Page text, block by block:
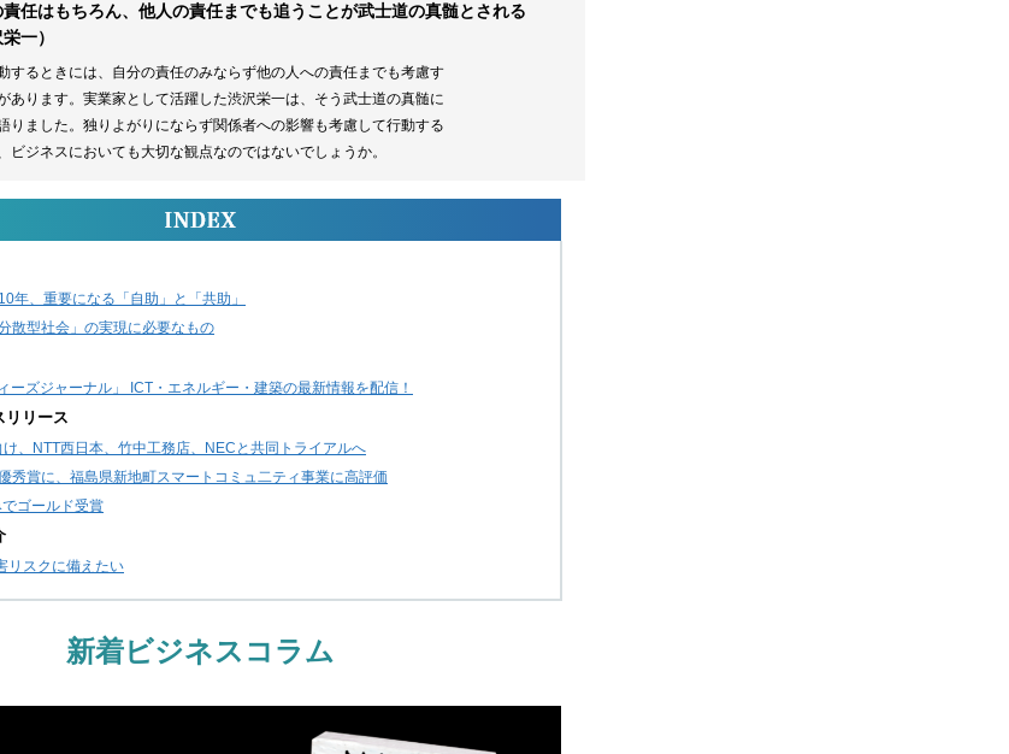
責任はもちろん、他人の責任までも追うことが武士道の真髄とされる
一）
するときには、自分の責任のみならず他の人への責任までも考慮す
あります。実業家として活躍した渋沢栄一は、そう武士道の真髄に
りました。独りよがりにならず関係者への影響も考慮して行動する
ビジネスにおいても大切な観点なのではないでしょうか。
年、重要になる「自助」と「共助」
散型社会」の実現に必要なもの
ーズジャーナル」 ICT・エネルギー・建築の最新情報を配信！
リリース
、NTT西日本、竹中工務店、NECと共同トライアルへ
秀賞に、福島県新地町スマートコミュ二ティ事業に高評価
ゴールド受賞
リスクに備えたい
新着ビジネスコラム